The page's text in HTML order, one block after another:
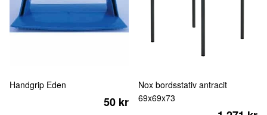
Handgrip Eden
50 kr
Nox bordsstativ antracit
69x69x73